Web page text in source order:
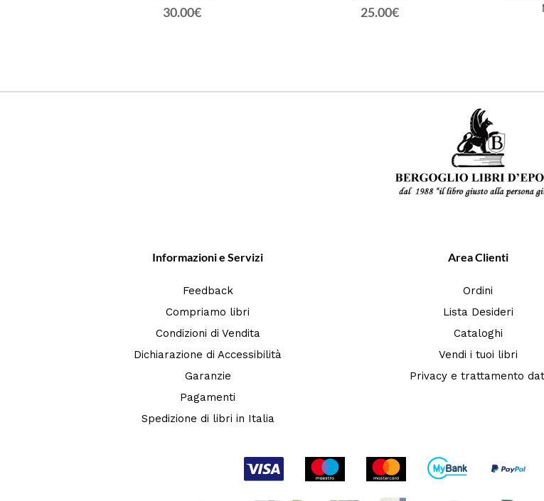
30.00€ 25.00€
Informazioni e Servizi
Feedback
Compriamo libri
Condizioni di Vendita
Dichiarazione di Accessibilità
Garanzie
Pagamenti
Spedizione di libri in Italia
Area Clienti
Ordini
Lista Desideri
Cataloghi
Vendi i tuoi libri
Privacy e trattamento